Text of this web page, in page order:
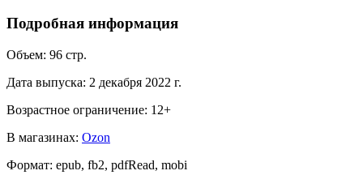
Подробная информация
Объем: 96 стр.
Дата выпуска: 2 декабря 2022 г.
Возрастное ограничение: 12+
В магазинах: Ozon
Формат: epub, fb2, pdfRead, mobi